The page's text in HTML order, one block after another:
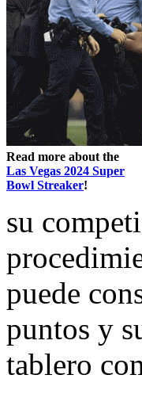
Read more about the
Las Vegas 2024 Super
Bowl Streaker!
su
puede
puntos y
tablero